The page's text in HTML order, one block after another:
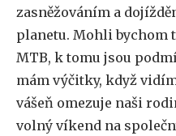
zasněžováním a
planetu. Mohli bychom
MTB, k tomu jsou
mám výčitky, když
vášeň omezuje naši
volný víkend na